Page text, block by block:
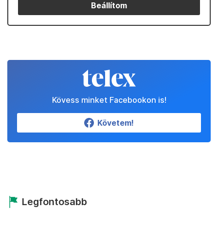
Beállítom
Kövess minket Facebookon is!
Követem!
Legfontosabb